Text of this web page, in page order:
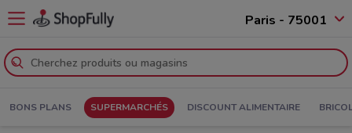
Paris - 75001
BONS PLANS SUPERMARCHÉS DISCOUNT ALIMENTAIRE